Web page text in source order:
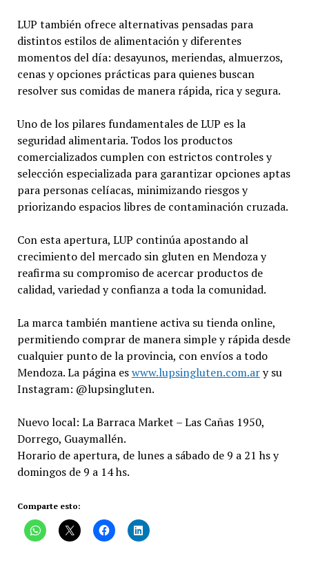
LUP también ofrece alternativas pensadas para
distintos estilos de alimentación y diferentes
momentos del día: desayunos, meriendas, almuerzos,
cenas y opciones prácticas para quienes buscan
resolver sus comidas de manera rápida, rica y segura.
Uno de los pilares fundamentales de LUP es la
seguridad alimentaria. Todos los productos
comercializados cumplen con estrictos controles y
selección especializada para garantizar opciones aptas
para personas celíacas, minimizando riesgos y
priorizando espacios libres de contaminación cruzada.
Con esta apertura, LUP continúa apostando al
crecimiento del mercado sin gluten en Mendoza y
reafirma su compromiso de acercar productos de
calidad, variedad y confianza a toda la comunidad.
La marca también mantiene activa su tienda online,
permitiendo comprar de manera simple y rápida desde
cualquier punto de la provincia, con envíos a todo
Mendoza. La página eswww.lupsingluten.com.ary su
Instagram: @lupsingluten.
Nuevo local: La Barraca Market – Las Cañas 1950,
Dorrego, Guaymallén.
Horario de apertura, de lunes a sábado de 9 a 21 hs y
domingos de 9 a 14 hs.
Comparte esto: